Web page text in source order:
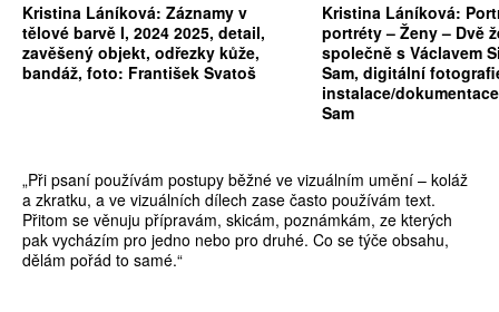
Kristina Láníková: Záznamy v
tělové barvě I, 2024 2025, detail,
zavěšený objekt, odřezky kůže,
bandáž, foto: František Svatoš
Kristina Láníková:
portréty – Ženy – Dvě
společně s Václavem
Sam, digitální
instalace/
Sam
„Při psaní používám postupy běžné ve vizuálním umění – koláž
a zkratku, a ve vizuálních dílech zase často používám text.
Přitom se věnuju přípravám, skicám, poznámkám, ze kterých
pak vycházím pro jedno nebo pro druhé. Co se týče obsahu,
dělám pořád to samé.“